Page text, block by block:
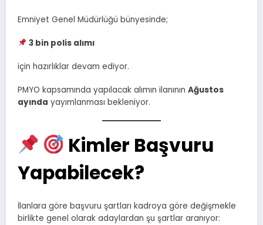
Emniyet Genel Müdürlüğü bünyesinde;
3 bin polis alımı
için hazırlıklar devam ediyor.
PMYO kapsamında yapılacak alımın ilanının Ağustos
ayında yayımlanması bekleniyor.
Kimler Başvuru
Yapabilecek?
İlanlara göre başvuru şartları kadroya göre değişmekle
birlikte genel olarak adaylardan şu şartlar aranıyor: